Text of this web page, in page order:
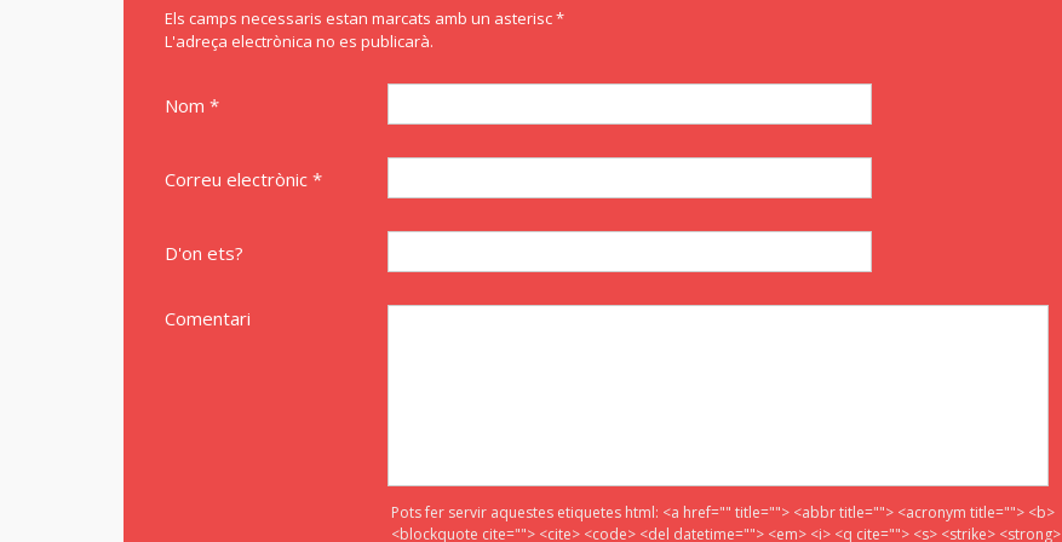
Els camps necessaris estan marcats amb un asterisc *
L'adreça electrònica no es publicarà.
Nom *
Correu electrònic *
D'on ets?
Comentari
Pots fer servir aquestes etiquetes html: <a href="" title=""> <abbr title=""> <acronym title=""> <b>
<blockquote cite=""> <cite> <code> <del datetime=""> <em> <i> <q cite=""> <s> <strike> <strong>